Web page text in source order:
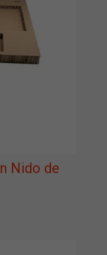
Nido de